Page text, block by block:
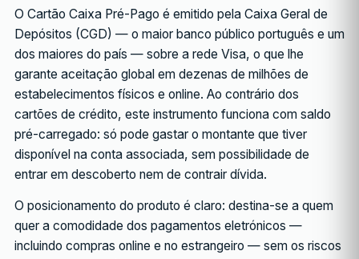
O Cartão Caixa Pré-Pago é emitido pela Caixa Geral de
Depósitos (CGD) — o maior banco público português e um
dos maiores do país — sobre a rede Visa, o que lhe
garante aceitação global em dezenas de milhões de
estabelecimentos físicos e online. Ao contrário dos
cartões de crédito, este instrumento funciona com saldo
pré-carregado: só pode gastar o montante que tiver
disponível na conta associada, sem possibilidade de
entrar em descoberto nem de contrair dívida.
O posicionamento do produto é claro: destina-se a quem
quer a comodidade dos pagamentos eletrónicos —
incluindo compras online e no estrangeiro — sem os riscos